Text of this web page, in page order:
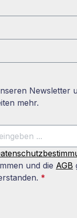
Newsletter
mehr.
und die AGB
*